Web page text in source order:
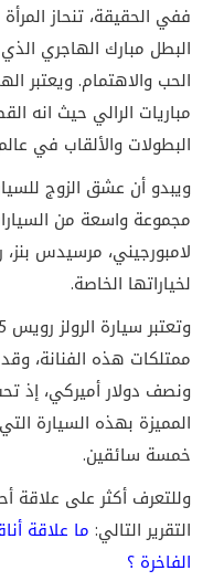
ففي الحقيقة، تنحاز
البطل مبارك الهاجري
الحب والاهتمام. ويعتبر
مباريات الرالي حيث انه
البطولات والألقاب في
ويبدو أن عشق الزوج
مجموعة واسعة من
لامبورجيني، مرسيدس
لخياراتها الخاصة.
ممتلكات هذه الفنانة،
ونصف دولار أميركي، إذ
المميزة بهذه السيارة
خمسة سائقين.
وللتعرف أكثر على علاقة
التقرير التالي: ما علاقة
الفاخرة ؟